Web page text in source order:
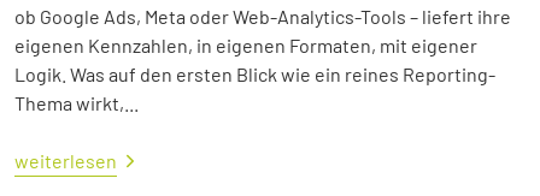
ob Google Ads, Meta oder Web-Analytics-Tools – liefert ihre
eigenen Kennzahlen, in eigenen Formaten, mit eigener
Logik. Was auf den ersten Blick wie ein reines Reporting-
Thema wirkt,...
weiterlesen